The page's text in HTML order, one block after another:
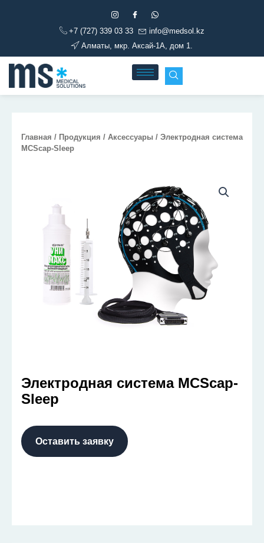
+7 (727) 339 03 33
info@medsol.kz
Алматы, мкр. Аксай-1А, дом 1.
Главная / Продукция / Аксессуары / Электродная система
MCScap-Sleep
Электродная система MCScap-
Sleep
Оставить заявку